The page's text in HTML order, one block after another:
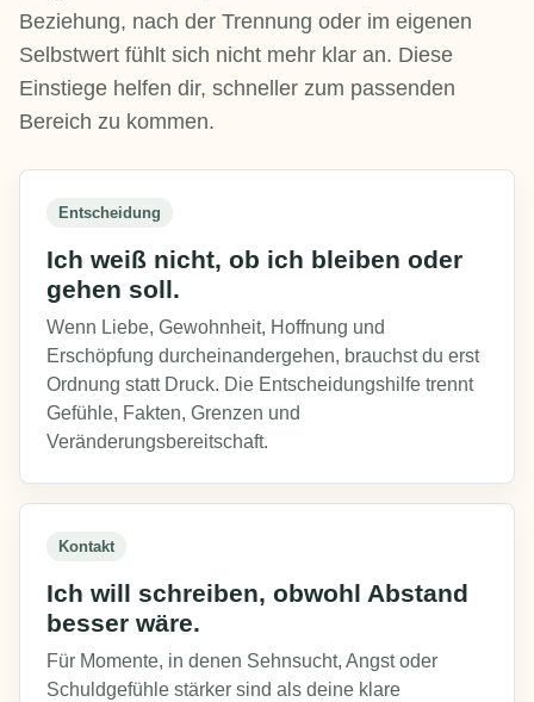
Beziehung, nach der Trennung oder im eigenen
Selbstwert fühlt sich nicht mehr klar an. Diese
Einstiege helfen dir, schneller zum passenden
Bereich zu kommen.
Entscheidung
Ich weiß nicht, ob ich bleiben oder
gehen soll.
Wenn Liebe, Gewohnheit, Hoffnung und
Erschöpfung durcheinandergehen, brauchst du erst
Ordnung statt Druck. Die Entscheidungshilfe trennt
Gefühle, Fakten, Grenzen und
Veränderungsbereitschaft.
Kontakt
Ich will schreiben, obwohl Abstand
besser wäre.
Für Momente, in denen Sehnsucht, Angst oder
Schuldgefühle stärker sind als deine klare